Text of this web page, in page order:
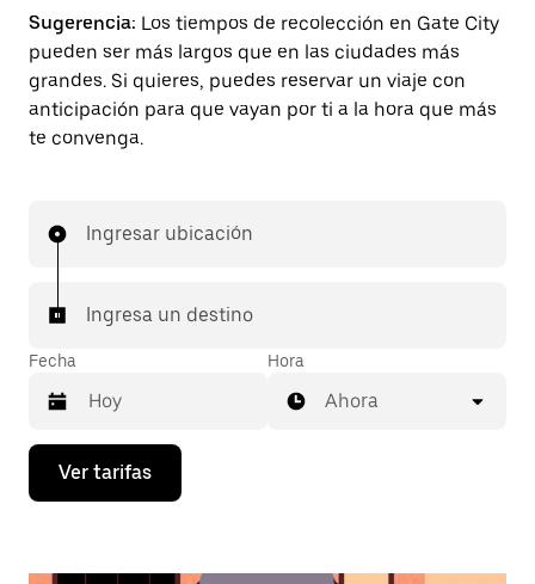
Sugerencia: Los tiempos de recolección en Gate City
pueden ser más largos que en las ciudades más
grandes. Si quieres, puedes reservar un viaje con
anticipación para que vayan por ti a la hora que más
te convenga.
Ingresar ubicación
Ingresa un destino
Fecha
Presiona
flecha
Hora
Ahora
Ver tarifas